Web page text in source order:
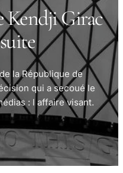
Kendji Girac
la République de
qui a secoué le
: l affaire visant.